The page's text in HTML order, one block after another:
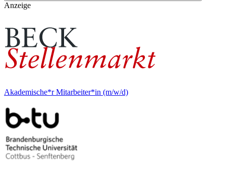
Anzeige
Akademische*r Mitarbeiter*in (m/w/d)